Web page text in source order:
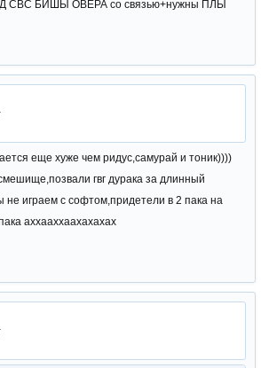
СВС БИШЫ ОВЕРА со связью+нужны ПЛЫ
еще хуже чем ридус,самурай и тоник))))
гвг дурака за длинный
не играем с софтом,придетели в 2 пака на
аххааххаахахахах